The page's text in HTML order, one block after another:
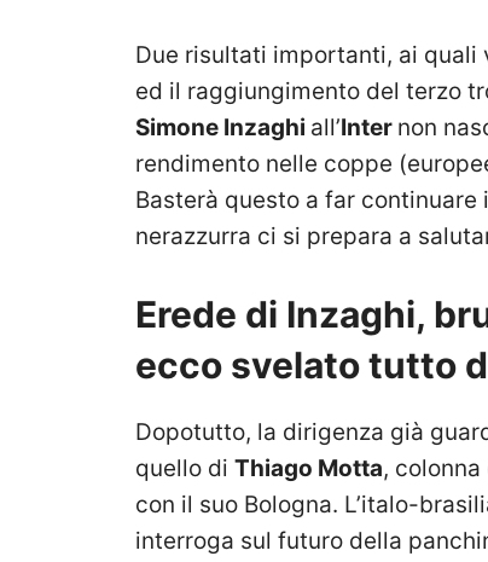
Due risultati importanti, ai
ed il raggiungimento del terzo
Simone Inzaghi all’Inter non
rendimento nelle coppe
Basterà questo a far
nerazzurra ci si prepara a
Erede di Inzaghi,
ecco svelato tutto
Dopotutto, la dirigenza già
quello di Thiago Motta,
con il suo Bologna. L’italo-
interroga sul futuro della